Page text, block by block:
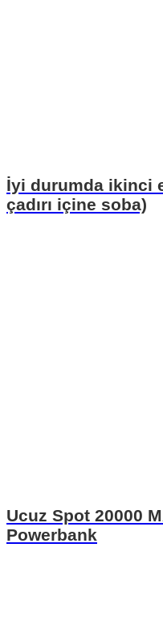
İyi durumda ikinci
çadırı içine soba)
Ucuz Spot 20000
Powerbank